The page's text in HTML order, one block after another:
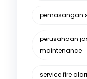
pemasangan
perusahaan
maintenance
service fire